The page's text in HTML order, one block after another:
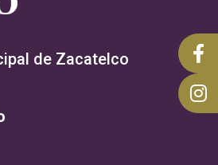
de Zacatelco